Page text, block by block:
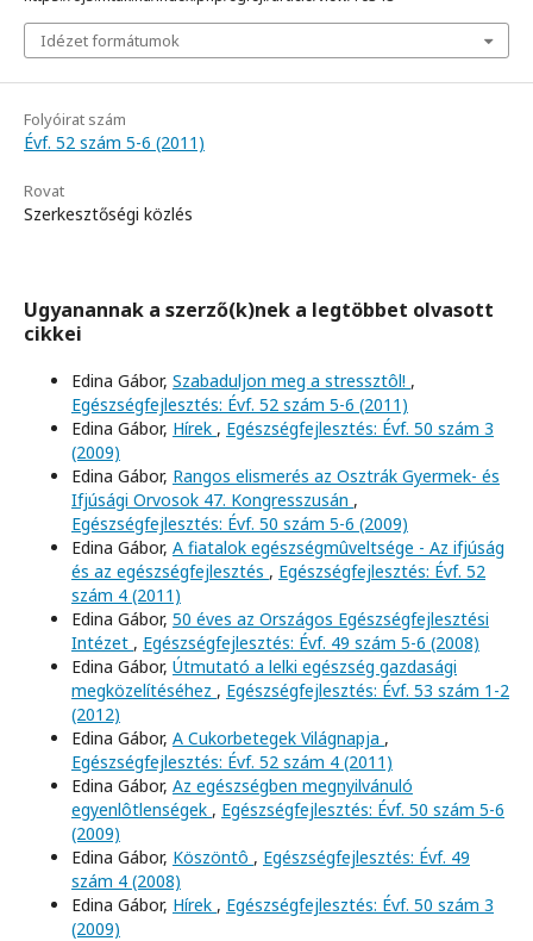
Idézet formátumok
Folyóirat szám
Évf. 52 szám 5-6 (2011)
Rovat
Szerkesztőségi közlés
Ugyanannak a szerző(k)nek a legtöbbet olvasott
cikkei
Edina Gábor, Szabaduljon meg a stressztôl! ,
Egészségfejlesztés: Évf. 52 szám 5-6 (2011)
Edina Gábor, Hírek , Egészségfejlesztés: Évf. 50 szám 3
(2009)
Edina Gábor, Rangos elismerés az Osztrák Gyermek- és
Ifjúsági Orvosok 47. Kongresszusán ,
Egészségfejlesztés: Évf. 50 szám 5-6 (2009)
Edina Gábor, A fiatalok egészségmûveltsége - Az ifjúság
és az egészségfejlesztés , Egészségfejlesztés: Évf. 52
szám 4 (2011)
Edina Gábor, 50 éves az Országos Egészségfejlesztési
Intézet , Egészségfejlesztés: Évf. 49 szám 5-6 (2008)
Edina Gábor, Útmutató a lelki egészség gazdasági
megközelítéséhez , Egészségfejlesztés: Évf. 53 szám 1-2
(2012)
Edina Gábor, A Cukorbetegek Világnapja ,
Egészségfejlesztés: Évf. 52 szám 4 (2011)
Edina Gábor, Az egészségben megnyilvánuló
egyenlôtlenségek , Egészségfejlesztés: Évf. 50 szám 5-6
(2009)
Edina Gábor, Köszöntô , Egészségfejlesztés: Évf. 49
szám 4 (2008)
Edina Gábor, Hírek , Egészségfejlesztés: Évf. 50 szám 3
(2009)